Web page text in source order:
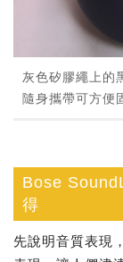
灰色矽膠繩上的
隨身攜帶可方便
Bose
得
先說明音質表現